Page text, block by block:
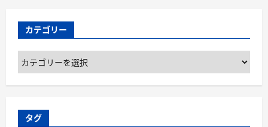
カテゴリー
カ
テ
ゴ
ー
タグ